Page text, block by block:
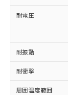
耐電圧
耐振動
耐衝撃
周囲温度範囲
いたも
むを得
鉛(Pb)
六価クロ
類(PBB)
ルベンジ
基準値
「－」
*中国
Pb(鉛)
Cr(Ⅵ)(六
ニル類) :
ル類) :